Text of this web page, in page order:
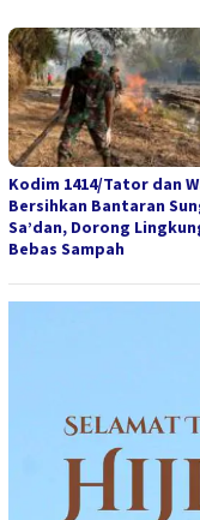
Kodim 1414/Tator dan
Bersihkan Bantaran
Sa’dan, Dorong
Bebas Sampah